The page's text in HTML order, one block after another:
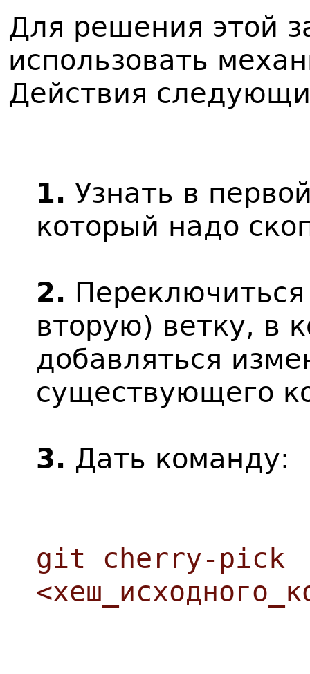
Для решения этой
использовать
Действия
1. Узнать в
который надо
2.
вторую) ветку, в
добавляться
существующего
3. Дать команду:
git cherry-pick